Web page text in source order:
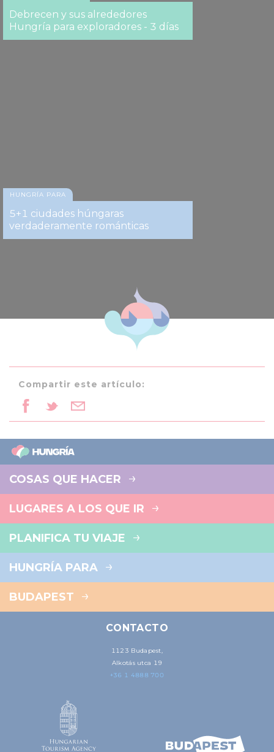
Debrecen y sus alrededores
Hungría para exploradores - 3 días
HUNGRÍA PARA
5+1 ciudades húngaras
verdaderamente románticas
Compartir este artículo:
COSAS QUE HACER
LUGARES A LOS QUE IR
PLANIFICA TU VIAJE
HUNGRÍA PARA
BUDAPEST
CONTACTO
1123 Budapest,
Alkotás utca 19
+36 1 4888 700